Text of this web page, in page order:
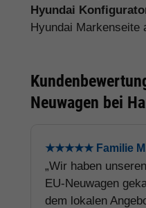
Hyundai
Hyundai Markenseite
Neuwagen bei
★★★★★ Familie
„Wir haben
EU-Neuwagen
dem lokalen